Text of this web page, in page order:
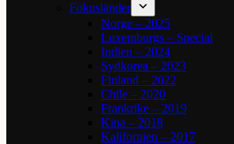
Fokusländer
Norge – 2025
Luxemburgs – Special
Indien – 2024
Sydkorea – 2023
Finland – 2022
Chile – 2020
Frankrike – 2019
Kina – 2018
Kalifornien – 2017